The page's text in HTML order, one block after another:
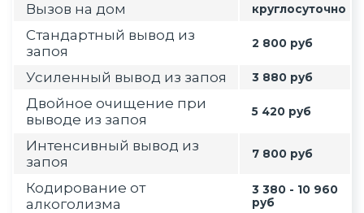
Вызов на дом круглосуточно
Стандартный вывод из
запоя
2 800 руб
Усиленный вывод из запоя 3 880 руб
Двойное очищение при
выводе из запоя
5 420 руб
Интенсивный вывод из
запоя
7 800 руб
Кодирование от
алкоголизма
3 380 - 10 960
руб